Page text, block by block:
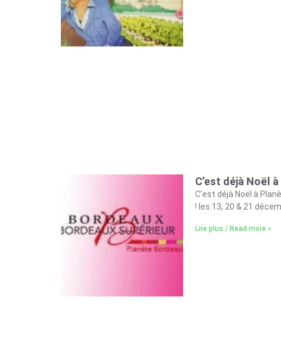
C’est déjà Noël
C’est déjà Noël à
! les 13, 20 & 21
Lire plus / Read more »